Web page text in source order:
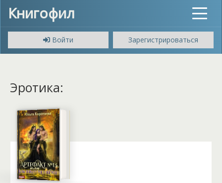
Книгофил
Toggle
Войти
Зарегистрироваться
Эротика: